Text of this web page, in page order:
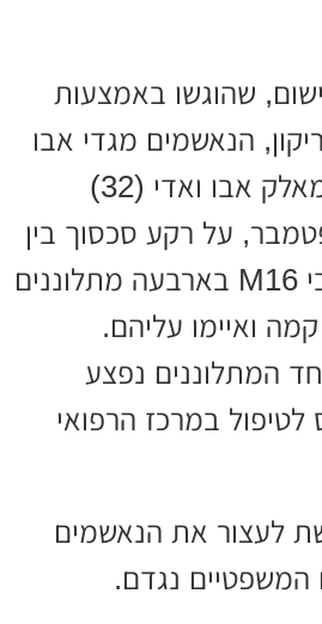
שהוגשו באמצעות
הנאשמים מגדי אבו
ואדי (26) מלוד ומאלק אבו ואדי (32)
ב-10 בספטמבר, על רקע סכסוך בין
משפחות, ירו ברובי M16 בארבעה מתלוננים
ואיימו עליהם.
המתלוננים נפצע
לטיפול במרכז הרפואי
לעצור את הנאשמים
המשפטיים נגדם.